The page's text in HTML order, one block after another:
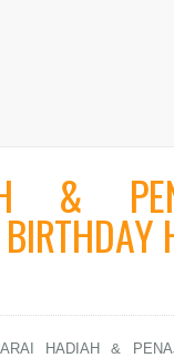
&
HADIAH &